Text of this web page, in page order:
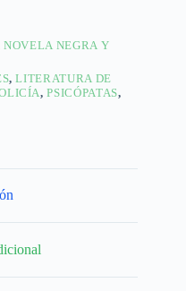
NOVELA NEGRA Y
,LITERATURA DE
,PSICÓPATAS,